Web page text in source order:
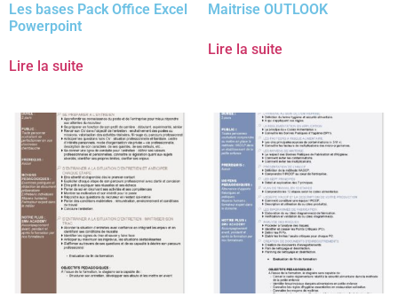
Les bases Pack Office Excel
Powerpoint
Lire la suite
Maitrise OUTLOOK
Lire la suite